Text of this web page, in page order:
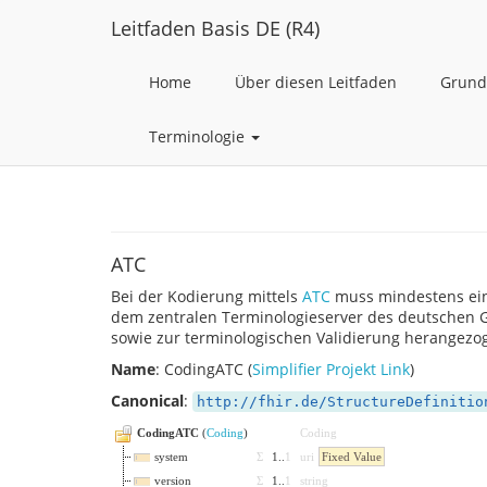
Leitfaden Basis DE (R4)
Home Über diesen Leitfaden
Terminologie
ATC
Bei der Kodierung mittels ATC muss mindestens
dem zentralen Terminologieserver des deutschen
sowie zur terminologischen Validierung
Name: CodingATC (Simplifier Projekt Link)
Canonical: http://fhir.de/StructureDefinition/
CodingATC (Coding)
Coding
system
Σ 1 1 uri
Fixed Value
version
Σ 1 1
string